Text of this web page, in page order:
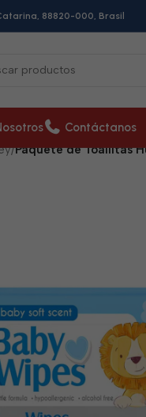
88820-000, Brasil
Contáctanos
/Paquete de Toallitas